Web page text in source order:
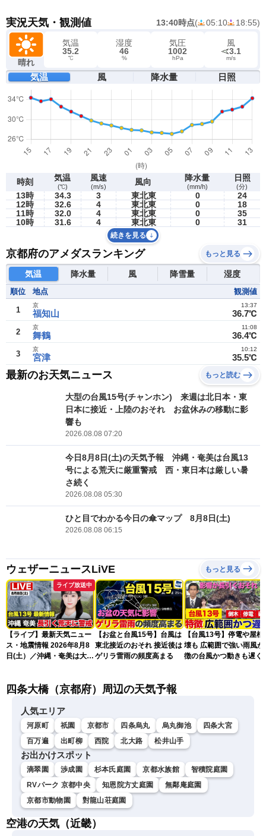
実況天気・観測値 13:40時点( 05:10 18:55)
晴れ
気温
35.2
℃
湿度
46
%
気圧
1002
hPa
風
3.1
m/s
気温 風 降水量 日照
時刻 気温
(℃)
風速
(m/s) 風向 降水量
(mm/h)
日照
(分)
13時 34.3 3 東北東 0
24
12時
32.6 4 東北東 0
18
11時
32.0 4 東北東 0
35
10時
31.6 4 東北東 0 31
続きを見る
京都府のアメダスランキング もっと見る
気温 降水量 風 降雪量 湿度
順位 地点 観測値
1 福知山
京
36.7℃
13:37
2 舞鶴
京
36.4℃
11:08
3 宮津
京
35.5℃
10:12
最新のお天気ニュース もっと読む
大型の台風15号(チャンホン) 来週は北日本・東
日本に接近・上陸のおそれ お盆休みの移動に影
響も
2026.08.08 07:20
今日8月8日(土)の天気予報 沖縄・奄美は台風13
号による荒天に厳重警戒 西・東日本は厳しい暑
さ続く
2026.08.08 05:30
ひと目でわかる今日の傘マップ 8月8日(土)
2026.08.08 06:15
ウェザーニュースLiVE もっと見る
ライブ放送中
【ライブ】最新天気ニュー
ス・地震情報 2026年8月8
日(土）／沖縄・奄美は大荒
ュースLiVEコーヒータイ
【お盆と台風15号】台風は
東北接近のおそれ 接近後は
ゲリラ雷雨の頻度高まる
【台風13号】停電や屋根
壊も 広範囲で強い雨風が
徴の台風かつ動きも遅く
四条大橋（京都府）周辺の天気予報
人気エリア
河原町 祇園 京都市 四条烏丸 烏丸御池
四条大宮
百万遍
出町柳 西院 北大路 松井山手
お出かけスポット
滴翠園 渉成園 杉本氏庭園 京都水族館
智積院庭園
RVパーク 京都中央
知恩院方丈庭園
無鄰庵庭園
京都市動物園
對龍山荘庭園
空港の天気（近畿）